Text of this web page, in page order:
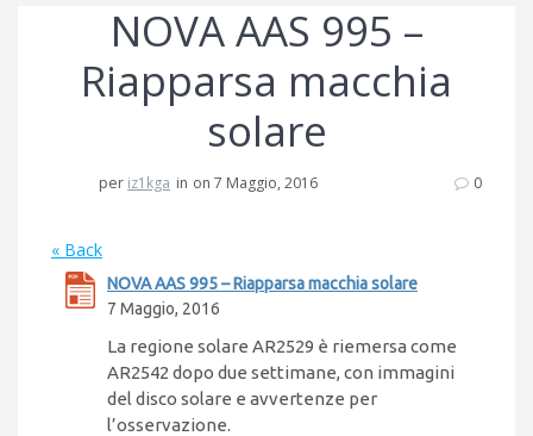
NOVA AAS 995 –
Riapparsa macchia
solare
per iz1kga in on 7 Maggio, 2016 0
« Back
NOVA AAS 995 – Riapparsa macchia solare
7 Maggio, 2016
La regione solare AR2529 è riemersa come
AR2542 dopo due settimane, con immagini
del disco solare e avvertenze per
l’osservazione.